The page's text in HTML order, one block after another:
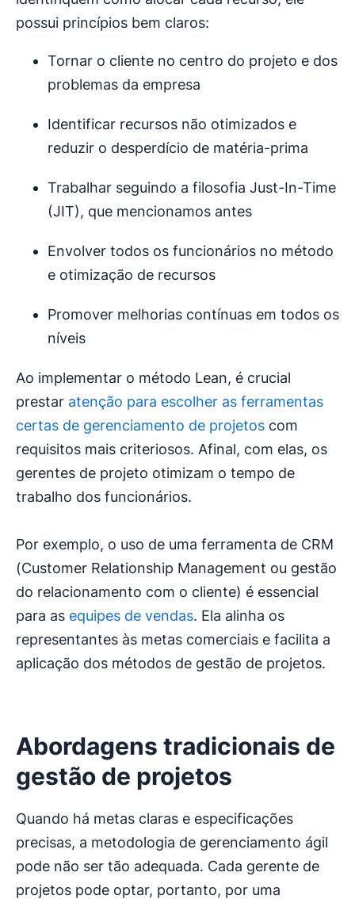
possui princípios bem claros:
Tornar o cliente no centro do projeto e dos
problemas da empresa
Identificar recursos não otimizados e
reduzir o desperdício de matéria-prima
Trabalhar seguindo a filosofia Just-In-Time
(JIT), que mencionamos antes
Envolver todos os funcionários no método
e otimização de recursos
Promover melhorias contínuas em todos os
níveis
Ao implementar o método Lean, é crucial
prestar atenção para escolher as ferramentas
certas de gerenciamento de projetos com
requisitos mais criteriosos. Afinal, com elas, os
gerentes de projeto otimizam o tempo de
trabalho dos funcionários.
Por exemplo, o uso de uma ferramenta de CRM
(Customer Relationship Management ou gestão
do relacionamento com o cliente) é essencial
para as equipes de vendas. Ela alinha os
representantes às metas comerciais e facilita a
aplicação dos métodos de gestão de projetos.
Abordagens tradicionais de
gestão de projetos
Quando há metas claras e especificações
precisas, a metodologia de gerenciamento ágil
pode não ser tão adequada. Cada gerente de
projetos pode optar, portanto, por uma